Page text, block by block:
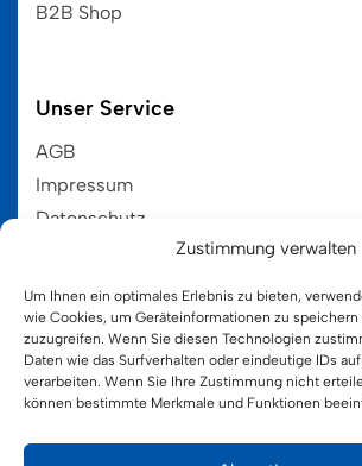
Zustimmung verwalten
Um Ihnen ein optimales Erlebnis zu bieten,
wie Cookies, um Geräteinformationen zu speichern
zuzugreifen. Wenn Sie diesen Technologien
Daten wie das Surfverhalten oder eindeutige IDs
verarbeiten. Wenn Sie Ihre Zustimmung nicht
können bestimmte Merkmale und Funktionen
B2B Shop
Unser Service
AGB
Impressum
Datenschutz
Kategorien HOT
Hama MIDI 5+